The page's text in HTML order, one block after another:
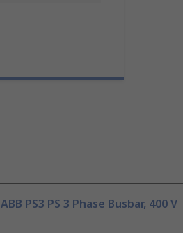
ABB PS3 PS 3 Phase Busbar, 400 V